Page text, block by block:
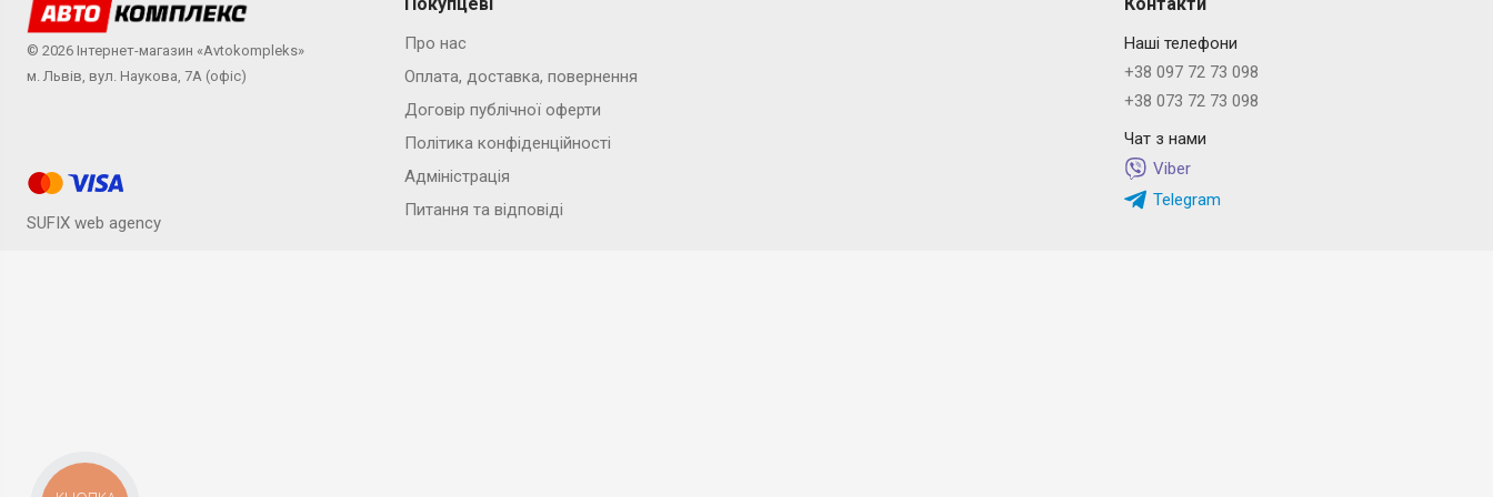
Про нас
Оплата, доставка, повернення
Договір публічної оферти
Політика конфіденційності
Адміністрація
Питання та відповіді
Наші телефони
+38 097 72 73 098
+38 073 72 73 098
Чат з нами
Viber
Telegram
© 2026 Інтернет-магазин «Avtokompleks»
м. Львів, вул. Наукова, 7А (офіс)
SUFIX web agency